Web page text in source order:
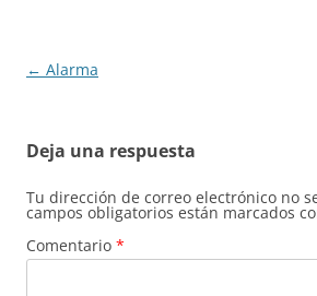
Navegación
← Alarma
Deja una respuesta
Tu dirección de correo electrónico no
campos obligatorios están marcados
Comentario *